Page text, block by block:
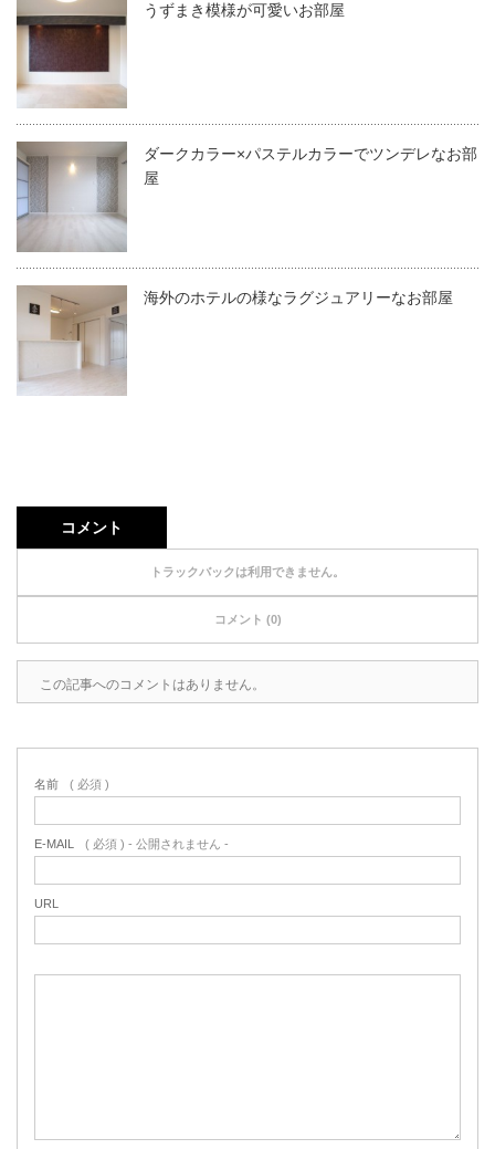
うずまき模様が可愛いお部屋
ダークカラー×パステルカラーでツンデレなお部
屋
海外のホテルの様なラグジュアリーなお部屋
コメント
トラックバックは利用できません。
コメント (0)
この記事へのコメントはありません。
名前 ( 必須 )
E-MAIL ( 必須 ) - 公開されません -
URL